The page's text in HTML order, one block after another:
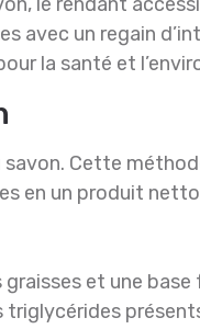
avec un regain
la santé et
Cette
en un produit
graisses et une